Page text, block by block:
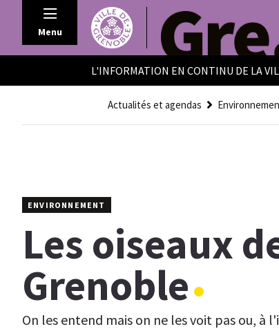
Panneau de gestion des cookies
Menu
L'INFORMATION EN CONTINU DE LA
Actualités et agendas
Les oiseaux
Grenoble
On les entend mais on ne les voit pas ou, à
ENVIRONNEMENT